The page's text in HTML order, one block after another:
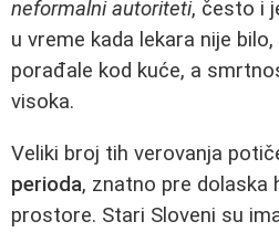
neformalni autoriteti, često i
u vreme kada lekara nije
porađale kod kuće, a
visoka.
Veliki broj tih verovanja
perioda, znatno pre dolaska
prostore. Stari Sloveni su